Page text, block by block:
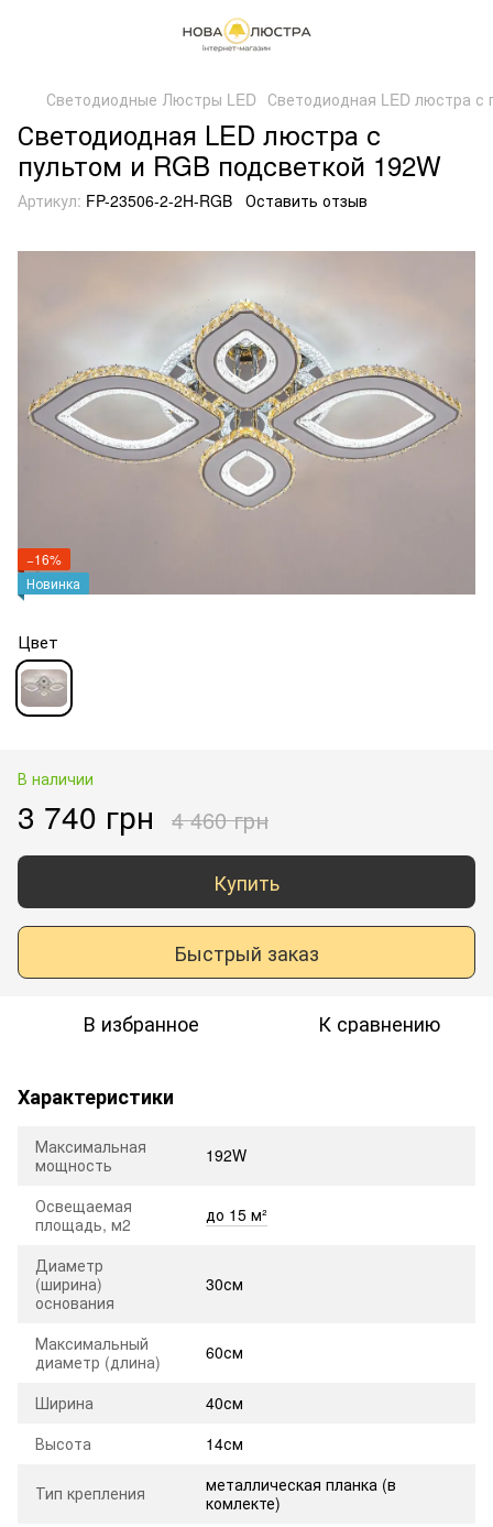
Светодиодные Люстры LED Светодиодная LED люстра с
Светодиодная LED люстра с
пультом и RGB подсветкой 192W
Артикул: FP-23506-2-2H-RGB Оставить отзыв
−16%
Новинка
Цвет
В наличии
3 740 грн 4 460 грн
Купить
Быстрый заказ
В избранное К сравнению
Характеристики
Максимальная
мощность
192W
Освещаемая
площадь, м2
до 15 м²
Диаметр
(ширина)
основания
30см
Максимальный
диаметр (длина)
60см
Ширина
40см
Высота
14см
Тип крепления
металлическая планка (в
комлекте)